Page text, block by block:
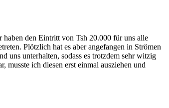
den Eintritt von Tsh 20.000 für uns alle
Plötzlich hat es aber angefangen in Strömen
uns unterhalten, sodass es trotzdem sehr witzig
ich diesen erst einmal ausziehen und